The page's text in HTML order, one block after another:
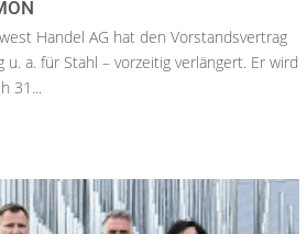
Handel AG hat den Vorstandsvertrag
u. a. für Stahl – vorzeitig verlängert. Er wird
31...